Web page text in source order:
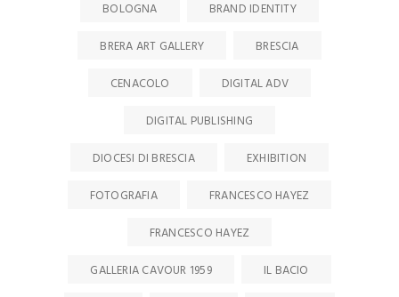
BOLOGNA
BRAND IDENTITY
BRERA ART GALLERY
BRESCIA
CENACOLO
DIGITAL ADV
DIGITAL PUBLISHING
DIOCESI DI BRESCIA
EXHIBITION
FOTOGRAFIA
FRANCESCO HAYEZ
FRANCESCO HAYEZ
GALLERIA CAVOUR 1959
IL BACIO